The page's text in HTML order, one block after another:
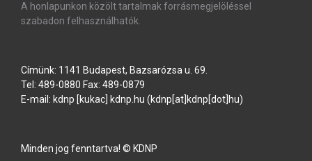
A honlapunkon közölt tartalmak forrásmegjelöléssel
szabadon felhasználhatók.
Címünk: 1141 Budapest, Bazsarózsa u. 69.
Tel: 489-0880 Fax: 489-0879
E-mail: kdnp [kukac] kdnp.hu (kdnp[at]kdnp[dot]hu)
Minden jog fenntartva! © KDNP